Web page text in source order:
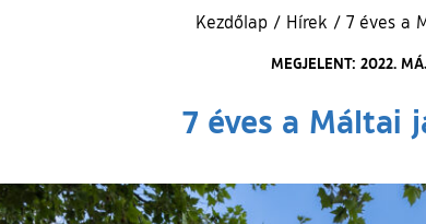
Kezdőlap / Hírek / 7 éves a
MEGJELENT: 2022.
7 éves a Máltai